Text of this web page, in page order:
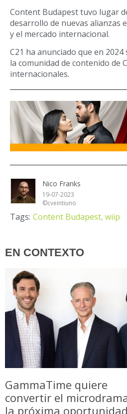
Content Budapest tuvo lugar
desarrollo de nuevas alianzas
y el mercado internacional.
C21 ha anunciado que en
la comunidad de contenido de
internacionales.
Nico Franks
19-07-2023
©cveintiuno
Tags: Content Budapest, wiip
EN CONTEXTO
GammaTime quiere
convertir el
la próxima